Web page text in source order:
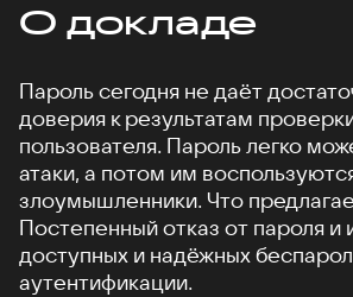
О докладе
Пароль сегодня не даёт
доверия к результатам
пользователя. Пароль легко
атаки, а потом им
злоумышленники. Что
Постепенный отказ от пароля и
доступных и надёжных
аутентификации.